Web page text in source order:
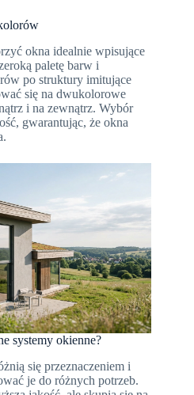
okna idealnie wpisujące
paletę barw i
po struktury imitujące
się na dwukolorowe
i na zewnątrz. Wybór
gwarantując, że okna
systemy okienne?
się przeznaczeniem i
je do różnych potrzeb.